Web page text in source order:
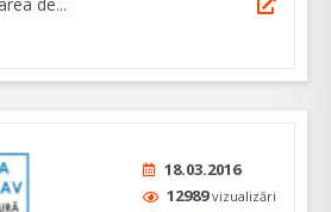
de...
18.03.2016
12989vizualizări